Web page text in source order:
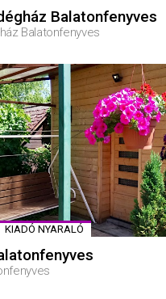
Balatonfenyves
Balatonfenyves
KIADÓ NYARALÓ